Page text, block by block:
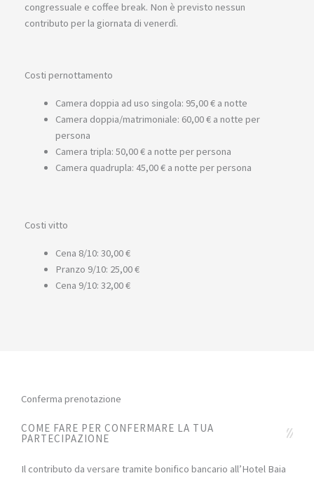
congressuale e coffee break. Non è previsto nessun
contributo per la giornata di venerdì.
Costi pernottamento
Camera doppia ad uso singola: 95,00 € a notte
Camera doppia/matrimoniale: 60,00 € a notte per
persona
Camera tripla: 50,00 € a notte per persona
Camera quadrupla: 45,00 € a notte per persona
Costi vitto
Cena 8/10: 30,00 €
Pranzo 9/10: 25,00 €
Cena 9/10: 32,00 €
Conferma prenotazione
COME FARE PER CONFERMARE LA TUA
PARTECIPAZIONE
Il contributo da versare tramite bonifico bancario all’Hotel Baia